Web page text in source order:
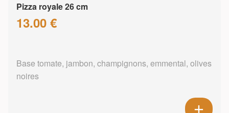
Pizza royale 26 cm
13.00 €
Base tomate, jambon, champignons, emmental, olives
noires